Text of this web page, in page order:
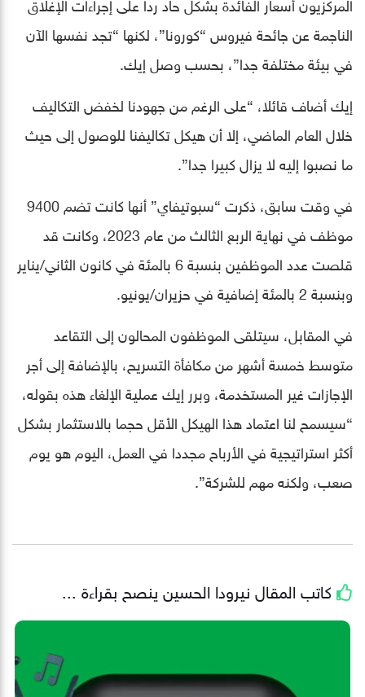
الناجمة عن جائحة فيروس “كورونا”، لكنها “تجد نفسها الآن
في بيئة مختلفة جدا”، بحسب وصل إيك.
إيك أضاف قائلا، “على الرغم من جهودنا لخفض التكاليف
خلال العام الماضي، إلا أن هيكل تكاليفنا للوصول إلى حيث
ما نصبوا إليه لا يزال كبيرا جدا”.
في وقت سابق، ذكرت “سبوتيفاي” أنها كانت تضم 9400
موظف في نهاية الربع الثالث من عام 2023، وكانت قد
قلصت عدد الموظفين بنسبة 6 بالمئة في كانون الثاني/يناير
وبنسبة 2 بالمئة إضافية في حزيران/يونيو.
في المقابل، سيتلقى الموظفون المحالون إلى التقاعد
متوسط خمسة أشهر من مكافأة التسريح، بالإضافة إلى أجر
الإجازات غير المستخدمة، وبرر إيك عملية الإلغاء هذه بقوله،
“سيسمح لنا اعتماد هذا الهيكل الأقل حجما بالاستثمار بشكل
أكثر استراتيجية في الأرباح مجددا في العمل، اليوم هو يوم
صعب، ولكنه مهم للشركة”.
كاتب المقال نيرودا الحسين ينصح بقراءة ...